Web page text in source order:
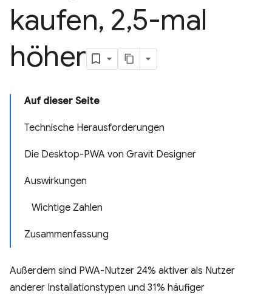
kaufen, 2,5-mal
höher
Auf dieser Seite
Technische Herausforderungen
Die Desktop-PWA von Gravit Designer
Auswirkungen
Wichtige Zahlen
Zusammenfassung
Außerdem sind PWA-Nutzer 24% aktiver als Nutzer
anderer Installationstypen und 31% häufiger